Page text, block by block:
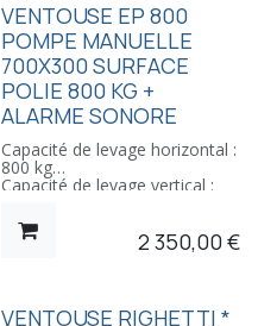
VENTOUSE EP 800
POMPE MANUELLE
700X300 SURFACE
POLIE 800 KG +
ALARME SONORE
Capacité de levage horizontal :
800 kg
Capacité de levage vertical :
Patin 700 x 300 mm pour
surface lisse 2 350,00€
VENTOUSE RIGHETTI *